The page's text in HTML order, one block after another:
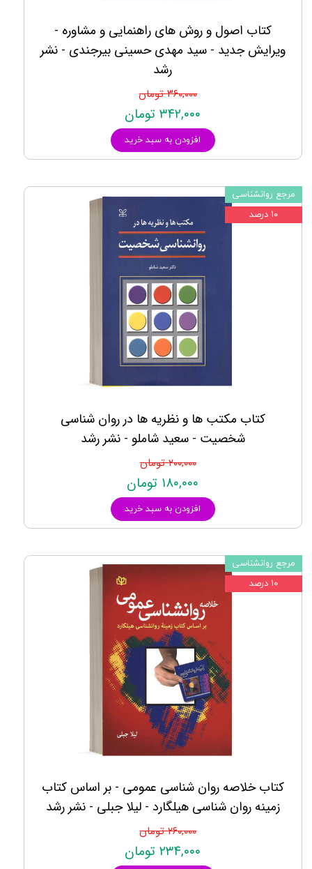
کتاب اصول و روش های راهنمایی و مشاوره -
ویرایش جدید - سید مهدی حسینی بیرجندی - نشر
رشد
۳۶۰,۰۰۰ تومان
۳۴۲,۰۰۰ تومان
افزودن به سبد خرید
کتاب مکتب ها و نظریه ها در روان شناسی
شخصیت - سعید شاملو - نشر رشد
۲۰۰,۰۰۰ تومان
۱۸۰,۰۰۰ تومان
افزودن به سبد خرید
مرجع روانشناسی
۱۰ درصد
کتاب خلاصه روان شناسی عمومی - بر اساس کتاب
زمینه روان شناسی هیلگارد - لیلا جبلی - نشر رشد
۲۶۰,۰۰۰ تومان
۲۳۴,۰۰۰ تومان
مرجع روانشناسی
۱۰ درصد